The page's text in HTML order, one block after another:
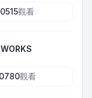
觀看
觀看